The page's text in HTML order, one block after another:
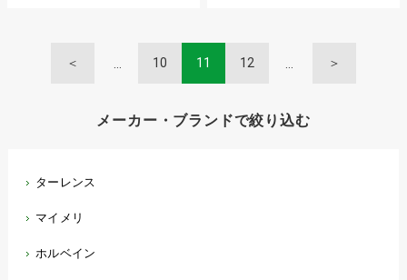
＜ 10 11 12 ＞
メーカー・ブランドで絞り込む
ターレンス
マイメリ
ホルベイン